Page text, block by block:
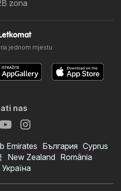
zona
jednom mjestu
nas
Emirates България Cyprus
New Zealand România
Україна